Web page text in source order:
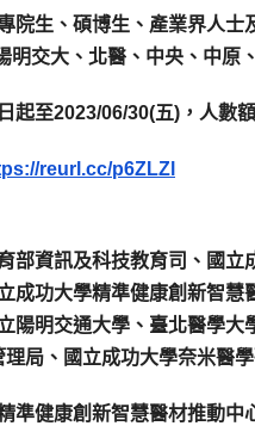
院生、碩博生、產業界人士
明交大、北醫、中央、中原
起至2023/06/30(五)，人數
reurl.cc/p6ZLZl
部資訊及科技教育司、國立
成功大學精準健康創新智
陽明交通大學、臺北醫學
理局、國立成功大學奈米醫
準健康創新智慧醫材推動中